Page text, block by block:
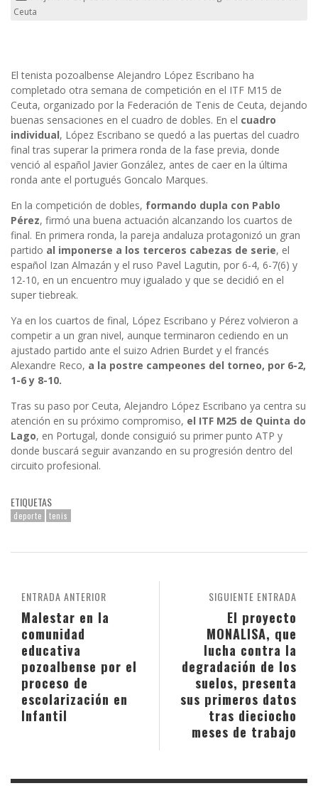
Ceuta
El tenista pozoalbense Alejandro López Escribano ha
completado otra semana de competición en el ITF M15 de
Ceuta, organizado por la Federación de Tenis de Ceuta, dejando
buenas sensaciones en el cuadro de dobles. En el cuadro
individual, López Escribano se quedó a las puertas del cuadro
final tras superar la primera ronda de la fase previa, donde
venció al español Javier González, antes de caer en la última
ronda ante el portugués Goncalo Marques.
En la competición de dobles, formando dupla con Pablo
Pérez, firmó una buena actuación alcanzando los cuartos de
final. En primera ronda, la pareja andaluza protagonizó un gran
partido al imponerse a los terceros cabezas de serie, el
español Izan Almazán y el ruso Pavel Lagutin, por 6-4, 6-7(6) y
12-10, en un encuentro muy igualado y que se decidió en el
super tiebreak.
Ya en los cuartos de final, López Escribano y Pérez volvieron a
competir a un gran nivel, aunque terminaron cediendo en un
ajustado partido ante el suizo Adrien Burdet y el francés
Alexandre Reco, a la postre campeones del torneo, por 6-2,
1-6 y 8-10.
Tras su paso por Ceuta, Alejandro López Escribano ya centra su
atención en su próximo compromiso, el ITF M25 de Quinta do
Lago, en Portugal, donde consiguió su primer punto ATP y
donde buscará seguir avanzando en su progresión dentro del
circuito profesional.
ETIQUETAS
deporte tenis
SIGUIENTE ENTRADA
El proyecto
MONALISA, que
lucha contra la
degradación de los
suelos, presenta
sus primeros datos
tras dieciocho
meses de trabajo
ENTRADA ANTERIOR
Malestar en la
comunidad
educativa
pozoalbense por el
proceso de
escolarización en
Infantil